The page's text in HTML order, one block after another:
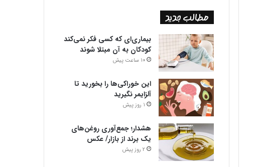
مطالب جدید
بیماری‌ای که کسی فکر نمی‌کند
کودکان به آن مبتلا شوند
10 ساعت پیش
این خوراکی‌ها را بخورید تا
آلزایمر نگیرید
1 روز پیش
هشدار؛ جمع‌آوری روغن‌های
یک برند از بازار/ عکس
2 روز پیش